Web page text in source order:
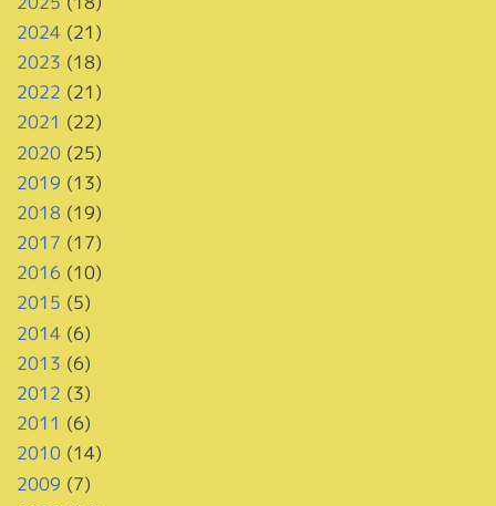
2024 (21)
2023 (18)
2022 (21)
2021 (22)
2020(25)
2019 (13)
2018 (19)
2017 (17)
2016 (10)
2015 (5)
2014 (6)
2013 (6)
2012 (3)
2011 (6)
2010(14)
2009 (7)